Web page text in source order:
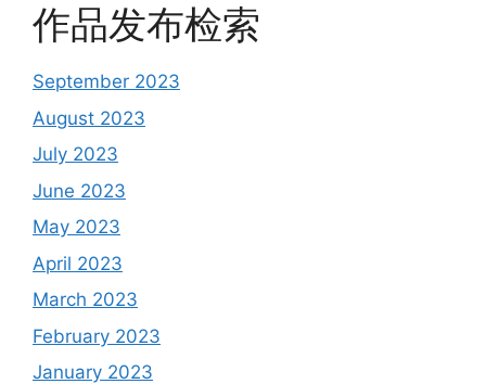
作品发布检索
September 2023
August 2023
July 2023
June 2023
May 2023
April 2023
March 2023
February 2023
January 2023